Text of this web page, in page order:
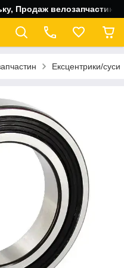
Продаж велозапчастин,
Ексцентрики/суси